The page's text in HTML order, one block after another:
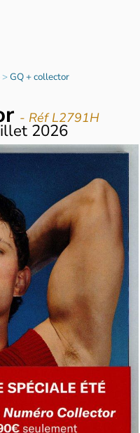
>GQ + collector
- Réf L2791H
2026